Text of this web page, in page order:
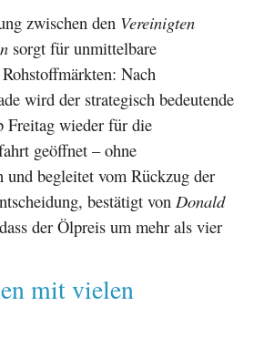
zwischen den Vereinigten
sorgt für unmittelbare
Nach
wird der strategisch bedeutende
Freitag wieder für die
geöffnet – ohne
und begleitet vom Rückzug der
bestätigt von Donald
der Ölpreis um mehr als vier
mit vielen